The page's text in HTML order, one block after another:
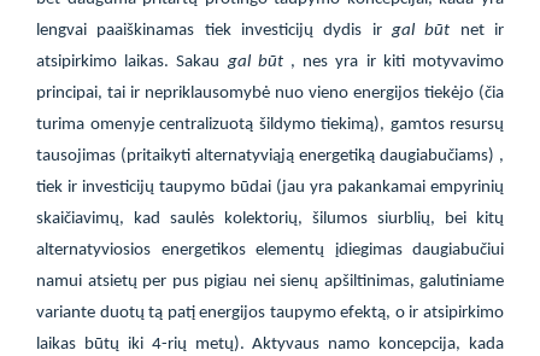
lengvai paaiškinamas tiek investicijų dydis ir gal būt net ir
atsipirkimo laikas. Sakau gal būt, nes yra ir kiti motyvavimo
principai, tai ir nepriklausomybė nuo vieno energijos tiekėjo (čia
turima omenyje centralizuotą šildymo tiekimą), gamtos resursų
tausojimas (pritaikyti alternatyviąją energetiką daugiabučiams) ,
tiek ir investicijų taupymo būdai (jau yra pakankamai empyrinių
skaičiavimų, kad saulės kolektorių, šilumos siurblių, bei kitų
alternatyviosios energetikos elementų įdiegimas daugiabučiui
namui atsietų per pus pigiau nei sienų apšiltinimas, galutiniame
variante duotų tą patį energijos taupymo efektą, o ir atsipirkimo
laikas būtų iki 4-rių metų). Aktyvaus namo koncepcija, kada